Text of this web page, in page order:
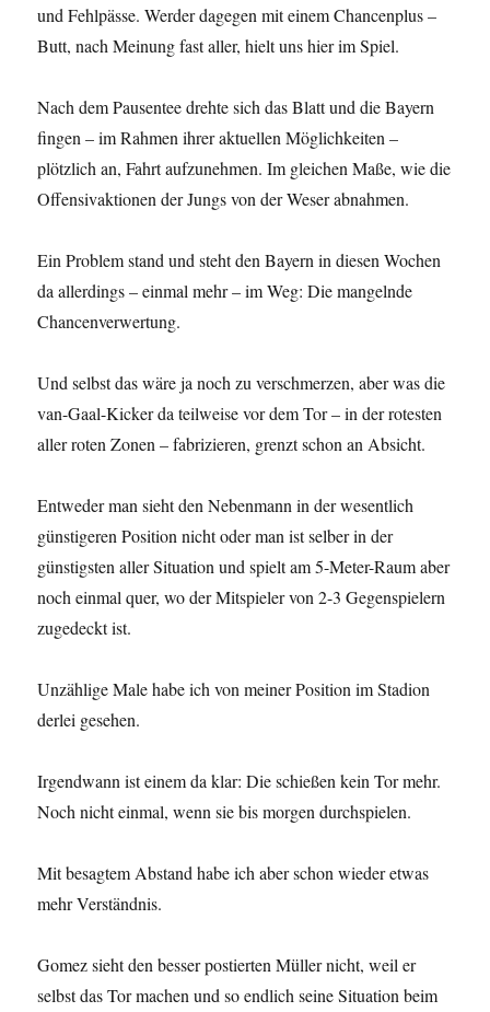
und Fehlpässe. Werder dagegen mit einem Chancenplus –
Butt, nach Meinung fast aller, hielt uns hier im Spiel.
Nach dem Pausentee drehte sich das Blatt und die Bayern
fingen – im Rahmen ihrer aktuellen Möglichkeiten –
plötzlich an, Fahrt aufzunehmen. Im gleichen Maße, wie die
Offensivaktionen der Jungs von der Weser abnahmen.
Ein Problem stand und steht den Bayern in diesen Wochen
da allerdings – einmal mehr – im Weg: Die mangelnde
Chancenverwertung.
Und selbst das wäre ja noch zu verschmerzen, aber was die
van-Gaal-Kicker da teilweise vor dem Tor – in der rotesten
aller roten Zonen – fabrizieren, grenzt schon an Absicht.
Entweder man sieht den Nebenmann in der wesentlich
günstigeren Position nicht oder man ist selber in der
günstigsten aller Situation und spielt am 5-Meter-Raum aber
noch einmal quer, wo der Mitspieler von 2-3 Gegenspielern
zugedeckt ist.
Unzählige Male habe ich von meiner Position im Stadion
derlei gesehen.
Irgendwann ist einem da klar: Die schießen kein Tor mehr.
Noch nicht einmal, wenn sie bis morgen durchspielen.
Mit besagtem Abstand habe ich aber schon wieder etwas
mehr Verständnis.
Gomez sieht den besser postierten Müller nicht, weil er
selbst das Tor machen und so endlich seine Situation beim